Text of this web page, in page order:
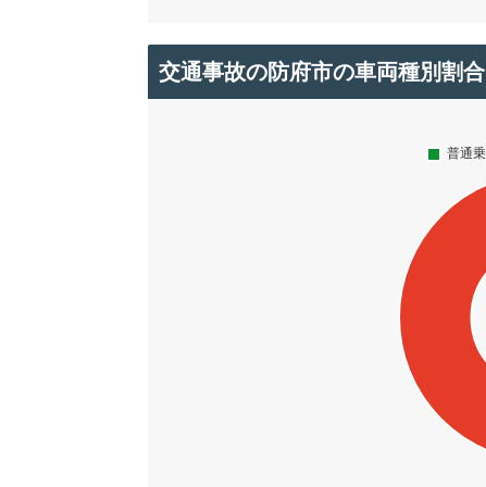
交通事故の防府市の車両種別割合